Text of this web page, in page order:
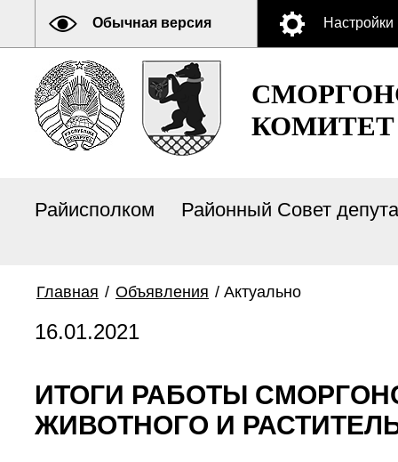
Обычная версия Настройки
КОМИТЕТ
Райисполком Районный Совет
Главная / Объявления / Актуально
16.01.2021
ИТОГИ РАБОТЫ
ЖИВОТНОГО И